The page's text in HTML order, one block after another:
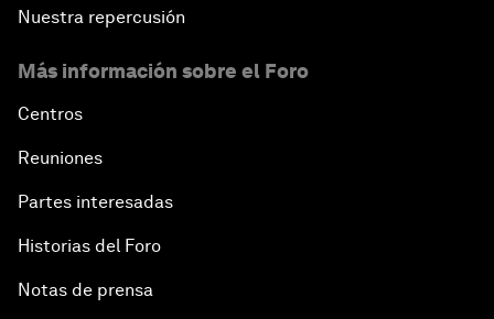
Nuestra repercusión
Más información sobre el Foro
Centros
Reuniones
Partes interesadas
Historias del Foro
Notas de prensa